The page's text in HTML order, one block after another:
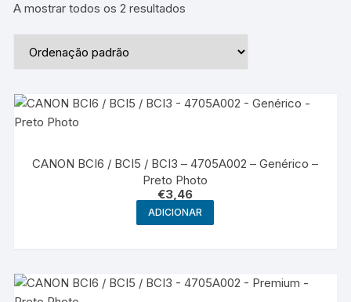
A mostrar todos os 2 resultados
CANON BCI6 / BCI5 / BCI3 – 4705A002 – Genérico –
Preto Photo
€3,46
ADICIONAR